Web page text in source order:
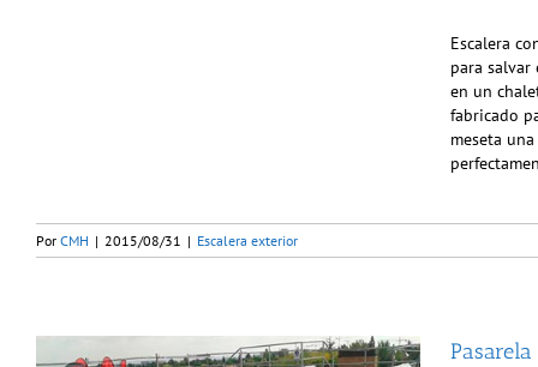
Escalera
para
en un
fabricado
meseta
Por CMH | 2015/08/31 | Escalera exterior